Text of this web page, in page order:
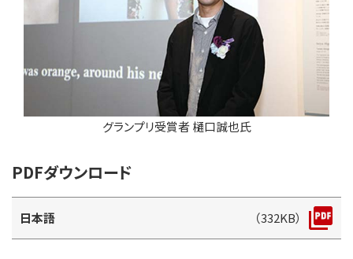
グランプリ受賞者 樋口誠也氏
PDFダウンロード
日本語 （332KB）